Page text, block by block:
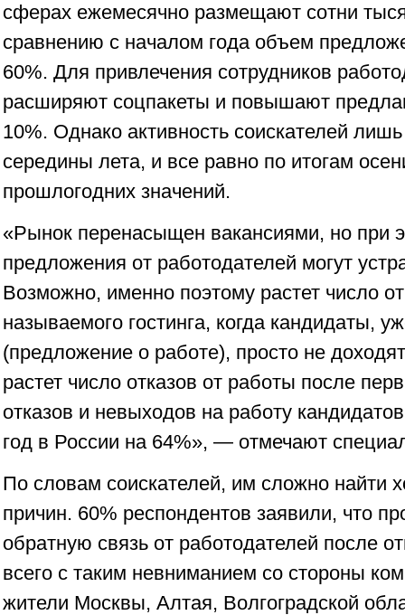
сферах ежемесячно размещают сотни
сравнению с началом года объем
60%. Для привлечения сотрудников
расширяют соцпакеты и повышают
10%. Однако активность соискателей
середины лета, и все равно по итогам
прошлогодних значений.
«Рынок перенасыщен вакансиями, но при
предложения от работодателей могут
Возможно, именно поэтому растет число
называемого гостинга, когда кандидаты,
(предложение о работе), просто не
растет число отказов от работы после
отказов и невыходов на работу
год в России на 64%», — отмечают
По словам соискателей, им сложно найти
причин. 60% респондентов заявили, что
обратную связь от работодателей после
всего с таким невниманием со стороны
жители Москвы, Алтая, Волгоградской